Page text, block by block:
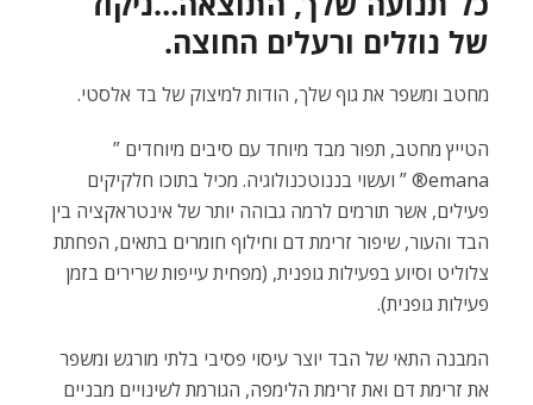
של נוזלים ורעלים החוצה.
מחטב ומשפר את גוף שלך, הודות למיצוק של בד אלסטי.
הטייץ מחטב, תפור מבד מיוחד עם סיבים מיוחדים ”
emana® ” ועשוי בננוטכנולוגיה. מכיל בתוכו חלקיקים
פעילים, אשר תורמים לרמה גבוהה יותר של אינטראקציה בין
הבד והעור, שיפור זרימת דם וחילוף חומרים בתאים, הפחתת
צלוליט וסיוע בפעילות גופנית, (מפחית עייפות שרירים בזמן
פעילות גופנית).
המבנה התאי של הבד יוצר עיסוי פסיבי בלתי מורגש ומשפר
את זרימת דם ואת זרימת הלימפה, הגורמת לשינויים מבניים